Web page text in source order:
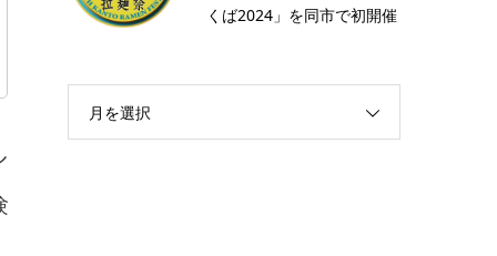
くば2024」を同市で初開催
月を選択